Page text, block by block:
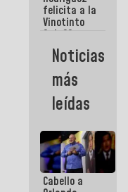
de
Maiquetía
felicita a la
Vinotinto
Sub 20
campeona
frente
México Sub
23 en los
Centroamericanos
Noticias
más
leídas
Cabello a